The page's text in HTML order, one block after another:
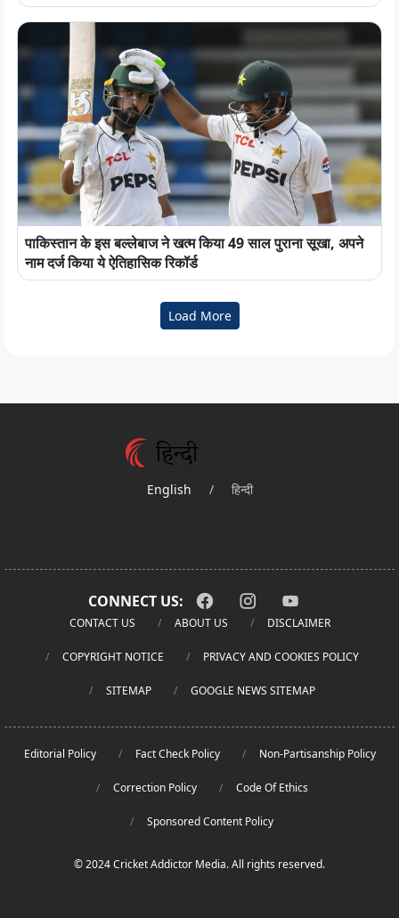
पाकिस्तान के इस बल्लेबाज ने खत्म किया 49 साल पुराना सूखा, अपने
नाम दर्ज किया ये ऐतिहासिक रिकॉर्ड
Load More
English / हिन्दी
CONNECT US:
CONTACT US ABOUT US DISCLAIMER
COPYRIGHT NOTICE PRIVACY AND COOKIES POLICY
SITEMAP GOOGLE NEWS SITEMAP
Editorial Policy Fact Check Policy Non-Partisanship Policy
Correction Policy Code Of Ethics
Sponsored Content Policy
© 2024 Cricket Addictor Media. All rights reserved.